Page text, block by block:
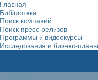
Главная
Библиотека
Поиск компаний
Поиск пресс-релизов
Программы и видеокурсы
Исследования и бизнес-планы